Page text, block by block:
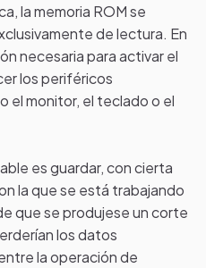
la memoria ROM se
de lectura. En
necesaria para activar el
los periféricos
el monitor, el teclado o el
es guardar, con cierta
la que se está trabajando
que se produjese un corte
los datos
la operación de